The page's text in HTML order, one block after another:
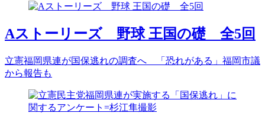
Aストーリーズ 野球 王国の礎 全5回
立憲福岡県連が国保逃れの調査へ 「恐れがある」福岡市議
から報告も